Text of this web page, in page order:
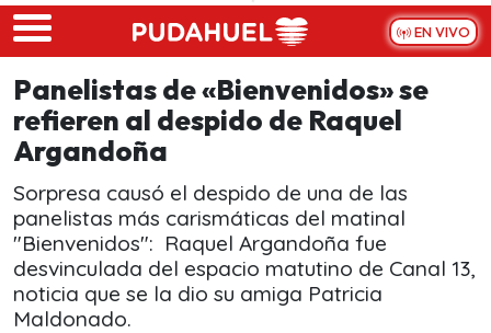
Skip to main content
EN VIVO
Panelistas de «Bienvenidos» se
refieren al despido de Raquel
Argandoña
Sorpresa causó el despido de una de las
panelistas más carismáticas del matinal
"Bienvenidos": Raquel Argandoña fue
desvinculada del espacio matutino de Canal 13,
noticia que se la dio su amiga Patricia
Maldonado.